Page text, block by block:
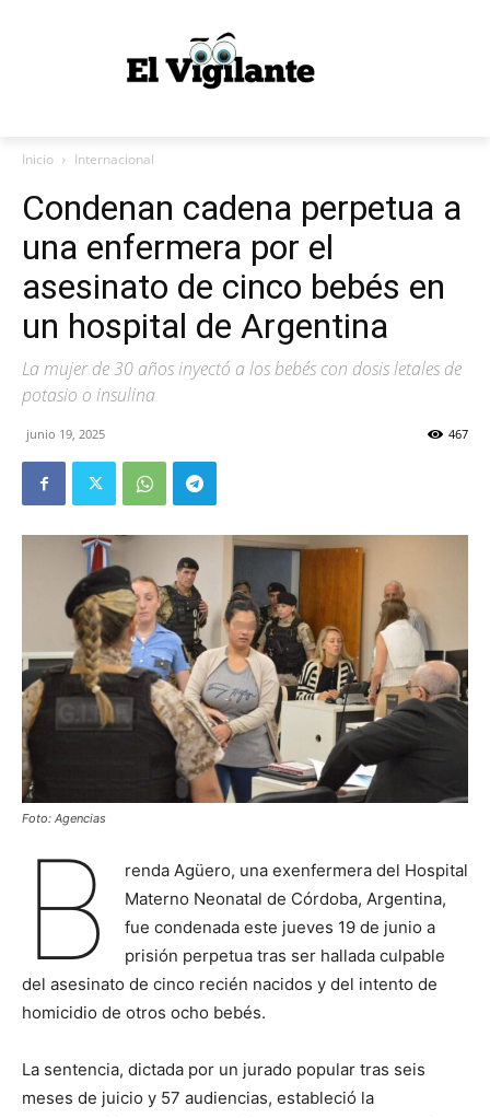
Inicio Internacional
Condenan cadena perpetua a
una enfermera por el
asesinato de cinco bebés en
un hospital de Argentina
La mujer de 30 años inyectó a los bebés con dosis letales de
potasio o insulina
junio 19, 2025 467
Foto: Agencias
B
renda Agüero, una exenfermera del Hospital
Materno Neonatal de Córdoba, Argentina,
fue condenada este jueves 19 de junio a
prisión perpetua tras ser hallada culpable
del asesinato de cinco recién nacidos y del intento de
homicidio de otros ocho bebés.
La sentencia, dictada por un jurado popular tras seis
meses de juicio y 57 audiencias, estableció la